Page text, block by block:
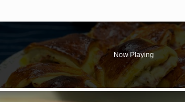
Now Playing